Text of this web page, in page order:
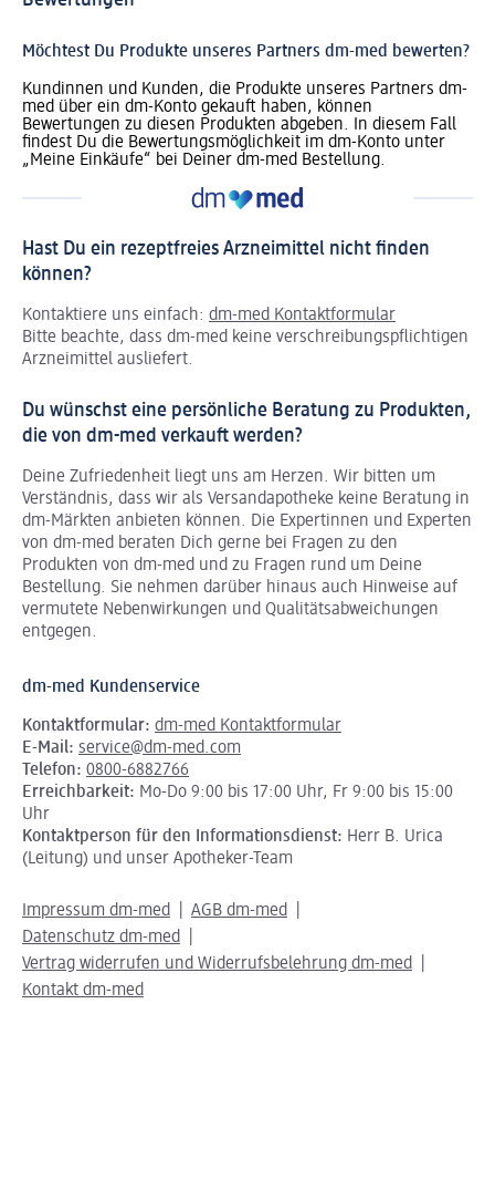
Möchtest Du Produkte unseres Partners dm-med bewerten?
Kundinnen und Kunden, die Produkte unseres Partners dm-
med über ein dm-Konto gekauft haben, können
Bewertungen zu diesen Produkten abgeben. In diesem Fall
findest Du die Bewertungsmöglichkeit im dm-Konto unter
„Meine Einkäufe“ bei Deiner dm-med Bestellung.
Hast Du ein rezeptfreies Arzneimittel nicht finden
können?
Kontaktiere uns einfach: dm-med Kontaktformular
Bitte beachte, dass dm-med keine verschreibungspflichtigen
Arzneimittel ausliefert.
Du wünschst eine persönliche Beratung zu Produkten,
die von dm-med verkauft werden?
Deine Zufriedenheit liegt uns am Herzen. Wir bitten um
Verständnis, dass wir als Versandapotheke keine Beratung in
dm-Märkten anbieten können. Die Expertinnen und Experten
von dm-med beraten Dich gerne bei Fragen zu den
Produkten von dm-med und zu Fragen rund um Deine
Bestellung. Sie nehmen darüber hinaus auch Hinweise auf
vermutete Nebenwirkungen und Qualitätsabweichungen
entgegen.
dm-med Kundenservice
Kontaktformular: dm-med Kontaktformular
E-Mail: service@dm-med.com
Telefon: 0800-6882766
Erreichbarkeit: Mo-Do 9:00 bis 17:00 Uhr, Fr 9:00 bis 15:00
Uhr
Kontaktperson für den Informationsdienst: Herr B. Urica
(Leitung) und unser Apotheker-Team
Impressum dm-med
AGB dm-med
Datenschutz dm-med
Vertrag widerrufen und Widerrufsbelehrung dm-med
Kontakt dm-med